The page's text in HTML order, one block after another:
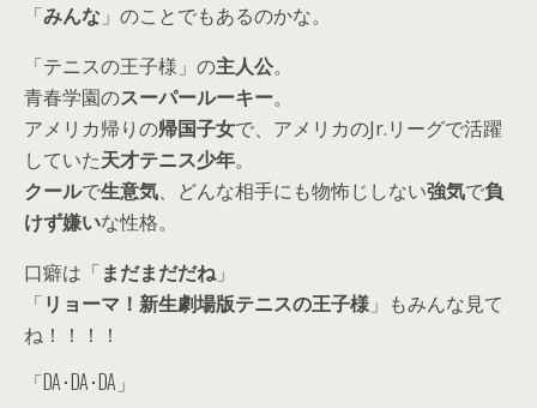
「みんな 」 のことでもあるのかな。
「テニスの王子様」の主人公。
青春学園のスーパールーキー。
アメリカ帰りの帰国子女で、アメリカのJr.リーグで活躍
していた天才テニス少年。
クールで生意気、どんな相手にも物怖じしない強気で負
けず嫌いな性格。
口癖は「まだまだだね」
「リョーマ！新生劇場版テニスの王子様 」もみんな見て
ね！！！！
「DA･DA･DA」